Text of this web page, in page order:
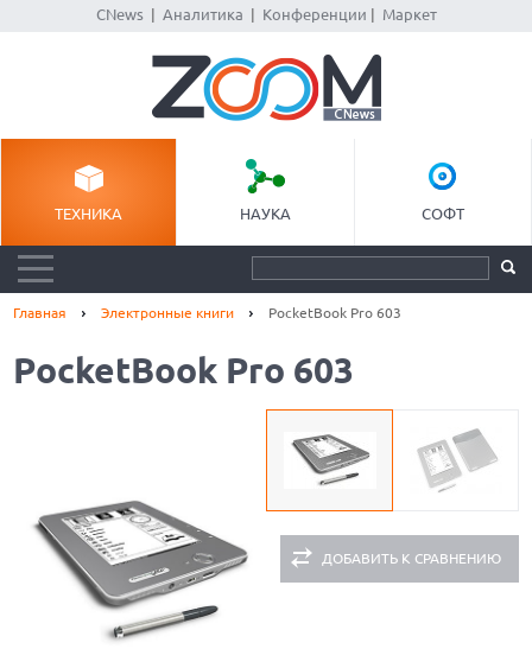
CNews| Аналитика Конференции Маркет
ТЕХНИКА НАУКА СОФТ
Главная Электронные книги PocketBook Pro 603
PocketBook Pro 603
ДОБАВИТЬ К СРАВНЕНИЮ